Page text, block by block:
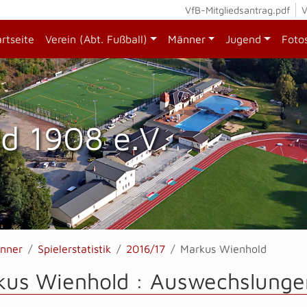
VfB-Mitgliedsantrag.pdf
Verein (Abt. Fußball) Männer Jugend
1908 e.V.
Spielerstatistik 2016/17 Markus Wienhold
Wienhold :